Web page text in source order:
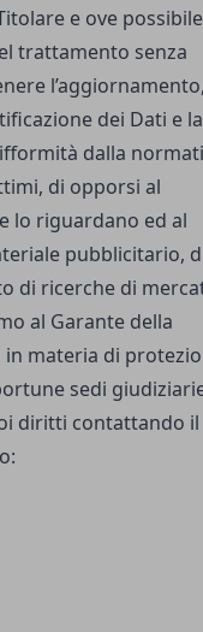
e ove possibile
trattamento senza
dei Dati e la
dalla
di opporsi al
lo riguardano ed al
pubblicitario,
di ricerche di
al Garante della
materia di
sedi
diritti contattando il